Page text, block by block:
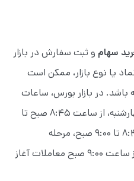
سهام و ثبت سفارش در بازار
یا نوع بازار، ممکن است
در بازار بورس، ساعات
خرید و فروش سهام از شنبه تا چهارشنبه، از ساعت ۸:۴۵ صبح تا
۱۲:۳۰ ظهر است. در بازه زمانی ۸:۴۵ تا ۹:۰۰ صبح، مرحله
پیش‌گشایش بازار جریان دارد و از ساعت ۹:۰۰ صبح معاملات آغاز